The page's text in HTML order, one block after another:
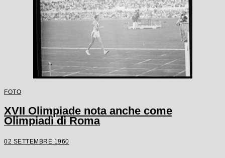
FOTO
XVII Olimpiade nota anche come
Olimpiadi di Roma
02 SETTEMBRE 1960